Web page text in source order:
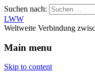
Suchen nach:
LWW
Weltweite Verbindung
Main menu
Skip to content